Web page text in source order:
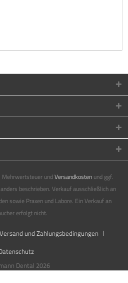
Mehrwertsteuer undVersandkostenund ggf.
beschrieben. Verkauf ausschließlich an
sowie Praxen und Labore. Ein Verkauf an
erfolgt nicht.
Versand und Zahlungsbedingungen
Dental 2026